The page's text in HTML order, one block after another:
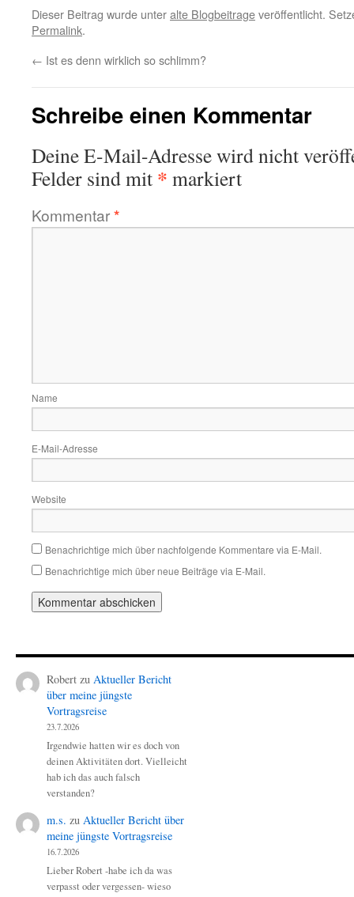
Dieser Beitrag wurde unteralte Blogbeitrageveröffentlicht.
Permalink.
← Ist es denn wirklich so schlimm?
Schreibe einen Kommentar
Deine E-Mail-Adresse wird nicht
Felder sind mit * markiert
Kommentar*
Name
E-Mail-Adresse
Website
Benachrichtige mich über nachfolgende Kommentare via E-Mail.
Benachrichtige mich über neue Beiträge via E-Mail.
Robert zu Aktueller Bericht
über meine jüngste
Vortragsreise
23.7.2026
Irgendwie hatten wir es doch von
deinen Aktivitäten dort. Vielleicht
hab ich das auch falsch
verstanden?
m.s. zu Aktueller Bericht über
meine jüngste Vortragsreise
16.7.2026
Lieber Robert -habe ich da was
verpasst oder vergessen- wieso